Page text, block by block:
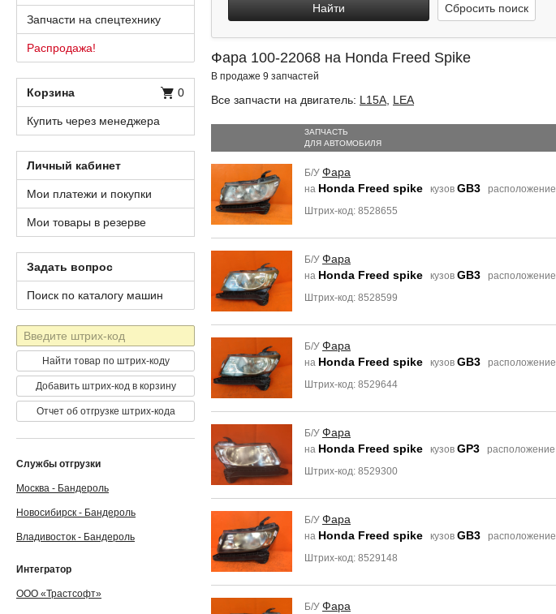
Найти Сбросить поиск
Фара 100-22068 на Honda Freed Spike
В продаже 9 запчастей
Все запчасти на двигатель: L15A LEA
ЗАПЧАСТЬ
ДЛЯ АВТОМОБИЛЯ
Б/У Фара
на Honda Freed spike кузов GB3 расположение
Штрих-код: 8528655
Б/У Фара
на Honda Freed spike кузов GB3 расположение
Штрих-код: 8528599
Б/У Фара
на Honda Freed spike кузов GB3 расположение
Штрих-код: 8529644
Б/У Фара
на Honda Freed spike кузов GP3 расположение
Штрих-код: 8529300
Б/У Фара
на Honda Freed spike кузов GB3 расположение
Штрих-код: 8529148
Б/У Фара
Запчасти на спецтехнику
Распродажа!
Корзина 0
Купить через менеджера
Личный кабинет
Мои платежи и покупки
Мои товары в резерве
Задать вопрос
Поиск по каталогу машин
Штрих-
код
Найти товар по штрих-коду
Добавить штрих-код в корзину
Отчет об отгрузке штрих-кода
Службы отгрузки
Москва - Бандероль
Новосибирск - Бандероль
Владивосток - Бандероль
Интегратор
ООО «Трастсофт»